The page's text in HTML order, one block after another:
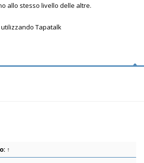
allo stesso livello delle altre.
utilizzando Tapatalk
↑